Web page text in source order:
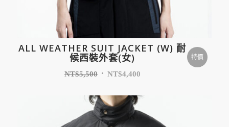
ALL WEATHER SUIT JACKET (W) 耐
候西裝外套(女)
NT$5,500 NT$4,400
特價